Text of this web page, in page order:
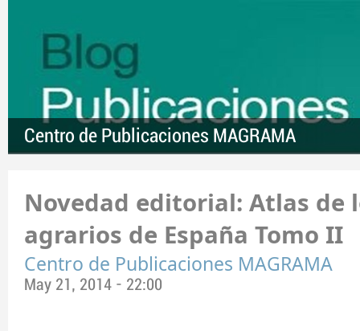
Centro de Publicaciones MAGRAMA
Novedad editorial: Atlas de
agrarios de España Tomo II
Centro de Publicaciones MAGRAMA
May 21, 2014 - 22:00